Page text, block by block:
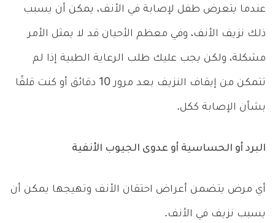
عندما يتعرض طفل لإصابة في الأنف، يمكن أن يسبب
ذلك نزيف الأنف، وفي معظم الأحيان قد لا يمثل الأمر
مشكلة، ولكن يجب عليك طلب الرعاية الطبية إذا لم
تتمكن من إيقاف النزيف بعد مرور 10 دقائق أو كنت قلقًا
بشأن الإصابة ككل.
البرد أو الحساسية أو عدوى الجيوب الأنفية
أي مرض يتضمن أعراض احتقان الأنف وتهيجها يمكن أن
يسبب نزيف في الأنف.